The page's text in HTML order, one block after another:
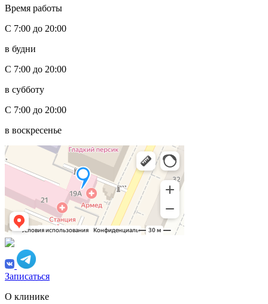
Время работы
С 7:00 до 20:00
в будни
С 7:00 до 20:00
в субботу
С 7:00 до 20:00
в воскресенье
Записаться
О клинике